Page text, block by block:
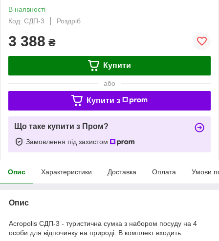
В наявності
Код: СДП-3
Роздріб
3 388 ₴
Купити
або
Купити з
Що таке купити з Пром?
Замовлення під захистом
Опис Характеристики Доставка Оплата Умови
Опис
Acropolis СДП-3 - туристична сумка з набором посуду на 4
особи для відпочинку на природі. В комплект входить: